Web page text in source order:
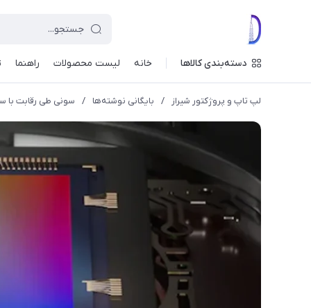
دسته‌بندی کالاها خانه لیست محصولات راهنما
لپ تاپ و پروژکتور شیراز / بایگانی نوشته‌ها / سونی طی رقابت با سامسونگ